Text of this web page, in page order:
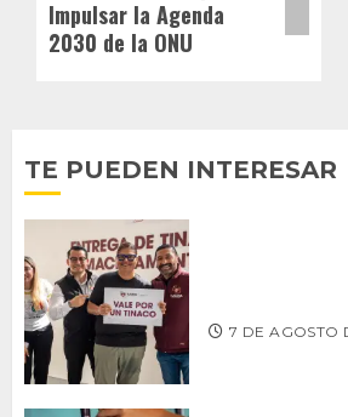
Impulsar la Agenda
2030 de la ONU
TE PUEDEN INTERESAR
7 DE AGOSTO